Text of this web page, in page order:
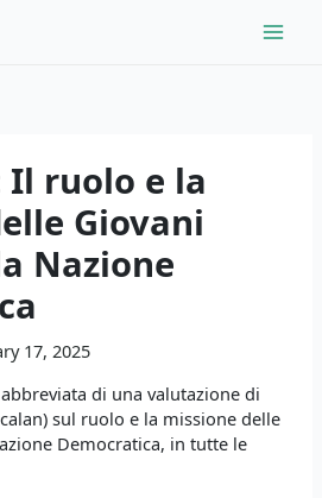
Il ruolo e la
Giovani
Nazione
17, 2025
di una valutazione di
sul ruolo e la missione delle
Democratica, in tutte le